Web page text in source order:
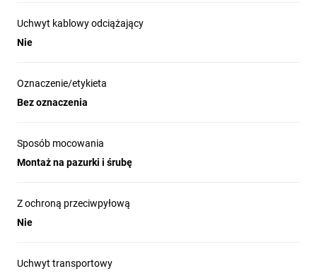
Uchwyt kablowy odciążający
Nie
Oznaczenie/etykieta
Bez oznaczenia
Sposób mocowania
Montaż na pazurki i śrubę
Z ochroną przeciwpyłową
Nie
Uchwyt transportowy